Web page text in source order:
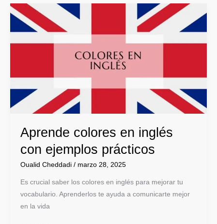
Aprende colores en inglés
con ejemplos prácticos
Oualid Cheddadi / marzo 28, 2025
Es crucial saber los colores en inglés para mejorar tu
vocabulario. Aprenderlos te ayuda a comunicarte mejor
en la vida
Aprende
colores
en
inglés